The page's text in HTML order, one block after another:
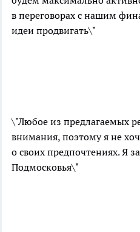
в переговорах с нашим
идеи продвигать\"
\"Любое из предлагаемых
внимания, поэтому я не
о своих предпочтениях. Я
Подмосковья\"